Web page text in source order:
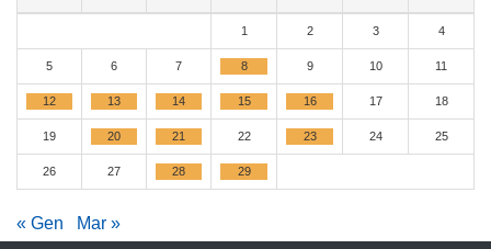
1 2 3 4
5 6 7 8 9 10 11
12 13 14 15 16 17 18
19 20 21 22 23 24 25
26 27 28 29
« Gen Mar »